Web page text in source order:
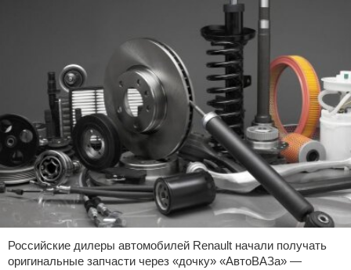
Российские дилеры автомобилей Renault начали получать
оригинальные запчасти через «дочку» «АвтоВАЗа» —